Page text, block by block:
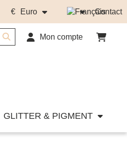
€ Euro Contact
Mon compte
GLITTER & PIGMENT